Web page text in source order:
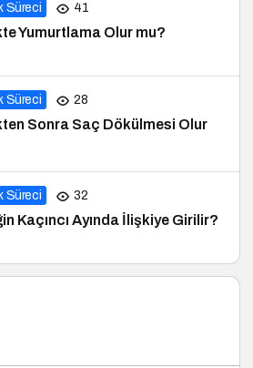
Süreci 41
Yumurtlama Olur mu?
Süreci 28
Sonra Saç Dökülmesi Olur
Süreci 32
Kaçıncı Ayında İlişkiye Girilir?